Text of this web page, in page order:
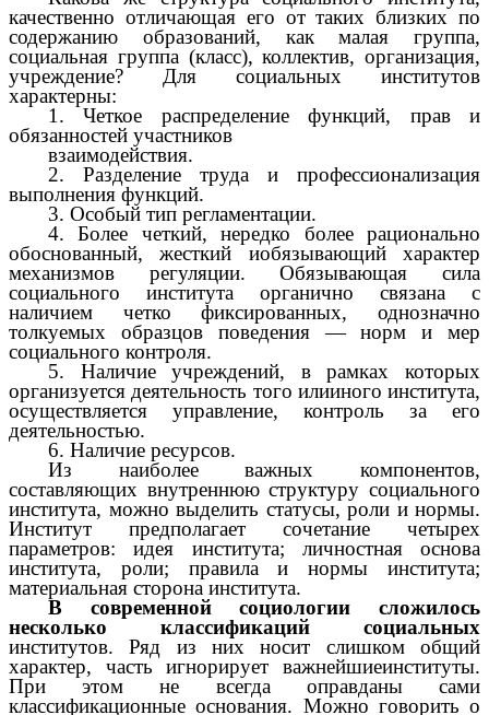
качественно отличающая его от таких близких по
содержанию образований, как малая группа,
социальная группа (класс), коллектив, организация,
учреждение? Для социальных институтов
характерны:
1. Четкое распределение функций, прав и
обязанностей участников
взаимодействия.
2. Разделение труда и профессионализация
выполнения функций.
3. Особый тип регламентации.
4. Более четкий, нередко более рационально
обоснованный, жесткий иобязывающий характер
механизмов регуляции. Обязывающая сила
социального института органично связана с
наличием четко фиксированных, однозначно
толкуемых образцов поведения — норм и мер
социального контроля.
5. Наличие учреждений, в рамках которых
организуется деятельность того илииного института,
осуществляется управление, контроль за его
деятельностью.
6. Наличие ресурсов.
Из наиболее важных компонентов,
составляющих внутреннюю структуру социального
института, можно выделить статусы, роли и нормы.
Институт предполагает сочетание четырех
параметров: идея института; личностная основа
института, роли; правила и нормы института;
материальная сторона института.
В современной социологии сложилось
несколько классификаций социальных
институтов. Ряд из них носит слишком общий
характер, часть игнорирует важнейшиеинституты.
При этом не всегда оправданы сами
классификационные основания. Можно говорить о